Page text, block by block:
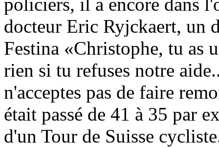
docteur Eric Ryjckaert, un
Festina «Christophe, tu as
rien si tu refuses notre
n'acceptes pas de faire
était passé de 41 à 35 par
d'un Tour de Suisse